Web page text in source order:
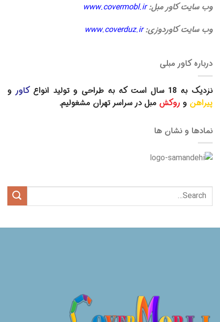
وب سایت کاور مبل: www.covermobl.ir
وب سایت کاوردوزی: www.coverduz.ir
درباره کاور مبلی
نزدیک به 18 سال است که به طراحی و تولید انواع کاور و
پیراهن و روکش مبل در سراسر تهران مشغولیم.
نمادها و نشان ها